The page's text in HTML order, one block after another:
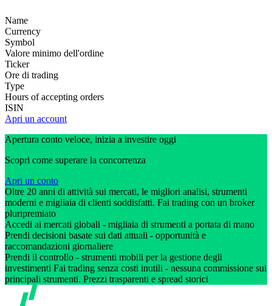
Name
Currency
Symbol
Valore minimo dell'ordine
Ticker
Ore di trading
Type
Hours of accepting orders
ISIN
Apri un account
Apertura conto veloce, inizia a investire oggi
Scopri come superare la concorrenza
Apri un conto
Oltre 20 anni di attività sui mercati, le migliori analisi, strumenti
moderni e migliaia di clienti soddisfatti. Fai trading con un broker
pluripremiato
Accedi ai mercati globali - migliaia di strumenti a portata di mano
Prendi decisioni basate sui dati attuali - opportunità e
raccomandazioni giornaliere
Prendi il controllo - strumenti mobili per la gestione degli
investimenti Fai trading senza costi inutili - nessuna commissione sui
principali strumenti. Prezzi trasparenti e spread storici